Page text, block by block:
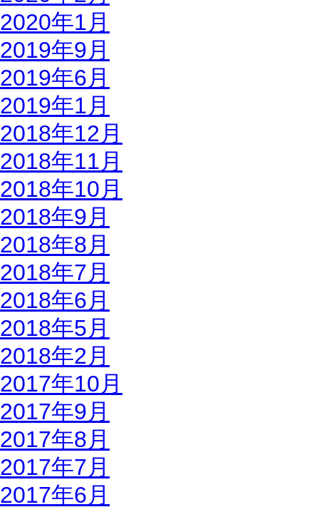
2020年1月
2019年9月
2019年6月
2019年1月
2018年12月
2018年11月
2018年10月
2018年9月
2018年8月
2018年7月
2018年6月
2018年5月
2018年2月
2017年10月
2017年9月
2017年8月
2017年7月
2017年6月